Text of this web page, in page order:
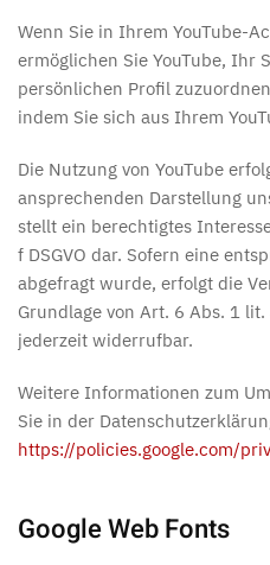
Wenn Sie in Ihrem YouTube-
ermöglichen Sie YouTube, Ihr
persönlichen Profil
indem Sie sich aus Ihrem
Die Nutzung von YouTube
ansprechenden Darstellung
stellt ein berechtigtes
f DSGVO dar. Sofern eine
abgefragt wurde, erfolgt die
Grundlage von Art. 6 Abs. 1
jederzeit widerrufbar.
Weitere Informationen zum
Sie in der
https://policies.google.com/
Google Web Fonts